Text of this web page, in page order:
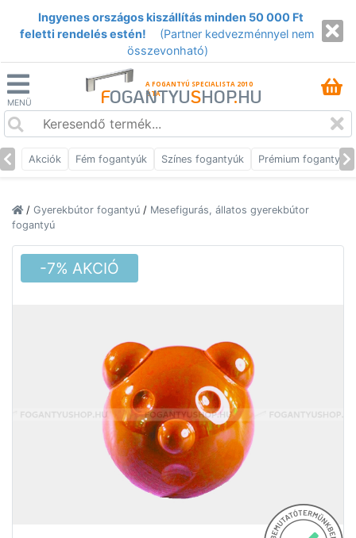
Ingyenes országos kiszállítás minden 50 000 Ft
feletti rendelés estén!
(Partner kedvezménnyel nem
összevonható)
MENÜ
A FOGANTYÚ SPECIALISTA 2010
ÓTA
FOGANTYUSHOP.HU
Akciók Fém fogantyúk Színes fogantyúk Prémium fogantyúk
/ Gyerekbútor fogantyú / Mesefigurás, állatos gyerekbútor
fogantyú
-7% AKCIÓ